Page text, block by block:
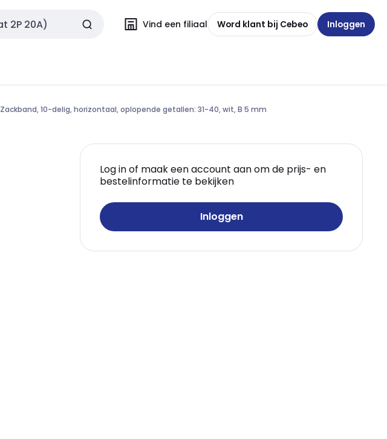
Vind een filiaal Word klant bij Cebeo Inloggen
Zackband, 10-delig, horizontaal, oplopende getallen: 31-40, wit, B 5 mm
Log in of maak een account aan om de prijs- en
bestelinformatie te bekijken
Inloggen